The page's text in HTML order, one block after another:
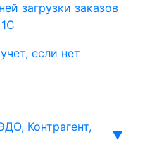
загрузки заказов
если нет
Контрагент,
▼